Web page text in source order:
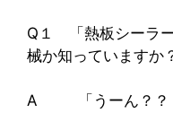
Q１ 「熱板シーラ
械か知っていますか
A 「うーん？？？